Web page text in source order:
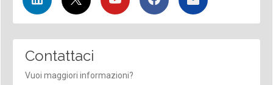
Contattaci
Vuoi maggiori informazioni?